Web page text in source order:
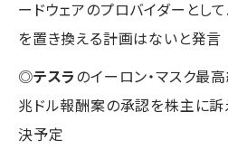
ードウェアのプロバイダーとして
を置き換える計画はないと発言
◎テスラのイーロン・マスク最
兆ドル報酬案の承認を株主に
決予定